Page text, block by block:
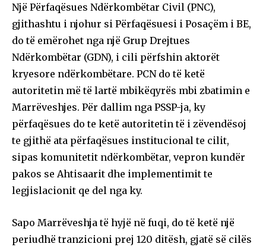
Një Përfaqësues Ndërkombëtar Civil (PNC),
gjithashtu i njohur si Përfaqësuesi i Posaçëm i BE,
do të emërohet nga një Grup Drejtues
Ndërkombëtar (GDN), i cili përfshin aktorët
kryesore ndërkombëtare. PCN do të ketë
autoritetin më të lartë mbikëqyrës mbi zbatimin e
Marrëveshjes. Për dallim nga PSSP-ja, ky
përfaqësues do te ketë autoritetin të i zëvendësoj
te gjithë ata përfaqësues institucional te cilit,
sipas komunitetit ndërkombëtar, vepron kundër
pakos se Ahtisaarit dhe implementimit te
legjislacionit qe del nga ky.
Sapo Marrëveshja të hyjë në fuqi, do të ketë një
periudhë tranzicioni prej 120 ditësh, gjatë së cilës